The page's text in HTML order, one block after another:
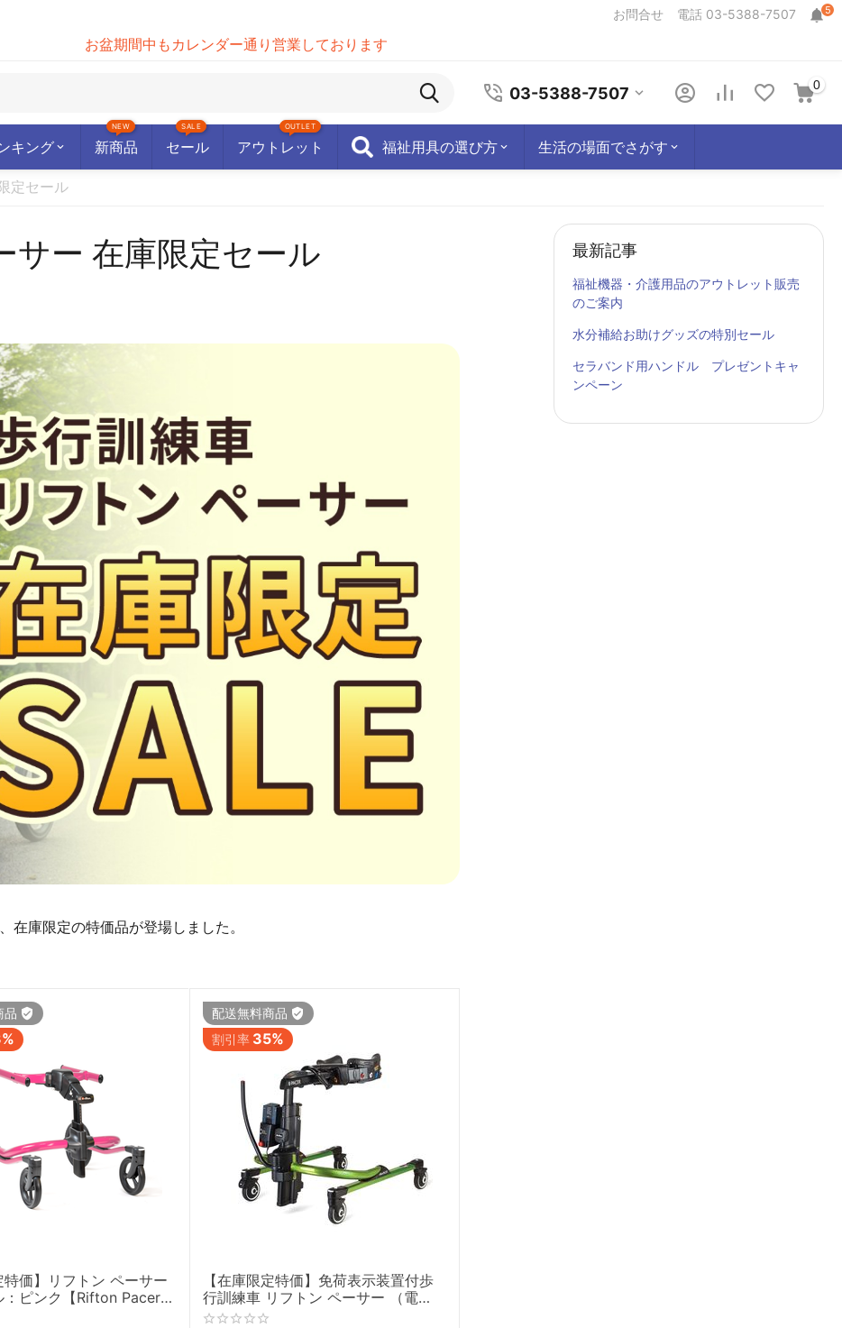
5
お問合せ 電話 03-5388-7507
お盆期間中もカレンダー通り営業しております
03-5388-7507 0
キング 新商品
NEW
セール
SALE
アウトレット
OUTLET
福祉用具の選び方 生活の場面でさがす
定セール
サー 在庫限定セール
庫限定の特価品が登場しました。
品
特価】リフトン ペーサー
：ピンク【Rifton Pacer
練車】
配送無料商品
割引率 35%
【在庫限定特価】免荷表示装置付歩
行訓練車 リフトン ペーサー （電
動）ライム
最新記事
福祉機器・介護用品のアウトレット販売
のご案内
水分補給お助けグッズの特別セール
セラバンド用ハンドル プレゼントキャ
ンペーン